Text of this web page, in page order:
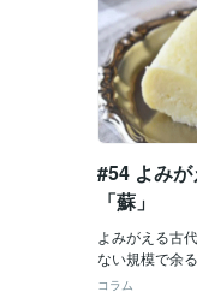
#54 よみ
「蘇」
よみがえる古
ない規模で余
押しの動き 牛
コラム